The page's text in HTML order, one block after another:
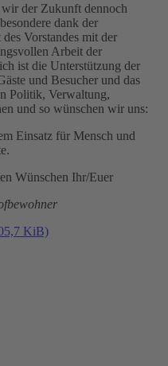
wir der Zukunft dennoch
dank der
Vorstandes mit der
Arbeit der
ist die Unterstützung der
und Besucher und das
Politik, Verwaltung,
und so wünschen wir uns:
Einsatz für Mensch und
Wünschen Ihr/Euer
KiB)